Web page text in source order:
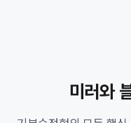
미러와